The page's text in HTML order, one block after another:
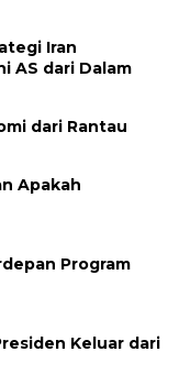
Iran
AS dari Dalam
dari Rantau
Apakah
Program
Keluar dari